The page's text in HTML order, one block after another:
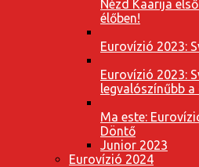
Nézd Käärijä
élőben!
Eurovízió 2023:
Eurovízió 2023:
legvalószínűbb
Ma este:
Döntő
Junior 2023
Eurovízió 2024